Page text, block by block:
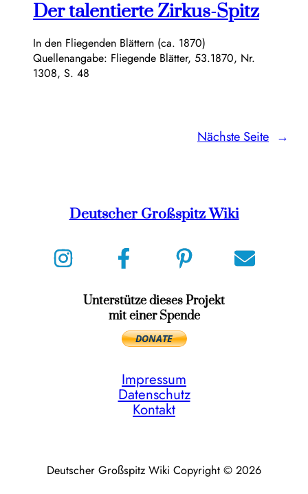
Der talentierte Zirkus-Spitz
In den Fliegenden Blättern (ca. 1870)
Quellenangabe: Fliegende Blätter, 53.1870, Nr.
1308, S. 48
Nächste Seite →
Deutscher Großspitz Wiki
Unterstütze dieses Projekt
mit einer Spende
Impressum
Datenschutz
Kontakt
Deutscher Großspitz Wiki Copyright © 2026